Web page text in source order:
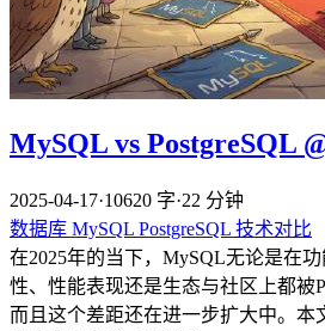
MySQL vs PostgreSQL
2025-04-17·10620 字·22 分钟
数据库 MySQL PostgreSQL 技术对比
在2025年的当下，MySQL无论是在
性、性能表现还是生态与社区上都被
而且这个差距还在进一步扩大中。本